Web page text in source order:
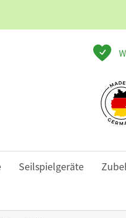
Seilspielgeräte